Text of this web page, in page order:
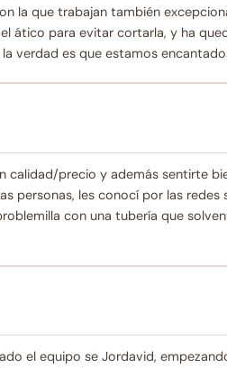
la que trabajan también
ático para evitar cortarla, y ha
verdad es que estamos
calidad/precio y además sentirte
personas, les conocí por las redes
con una tubería que
el equipo se Jordavid,